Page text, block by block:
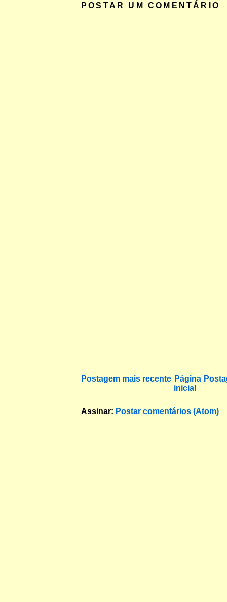
POSTAR UM COMENTÁRIO
Postagem mais recente Página
inicial
Assinar: Postar comentários (Atom)